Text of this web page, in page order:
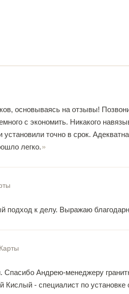
основываясь на отзывы!
с экономить. Никакого
установили точно в срок.
легко.
подход к делу. Выражаю
Спасибо Андрею-менеджеру
Кислый - специалист по